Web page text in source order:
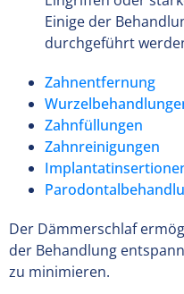
Einige der
durchgeführt
Zahnentfernung
Zahnfüllungen
Zahnreinigungen
Der Dämmerschlaf
der Behandlung
zu minimieren.